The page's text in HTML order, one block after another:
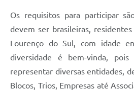
Os requisitos para participar
devem ser brasileiras,
Lourenço do Sul, com idade
diversidade é bem-vinda, pois
representar diversas entidades,
Blocos, Trios, Empresas até